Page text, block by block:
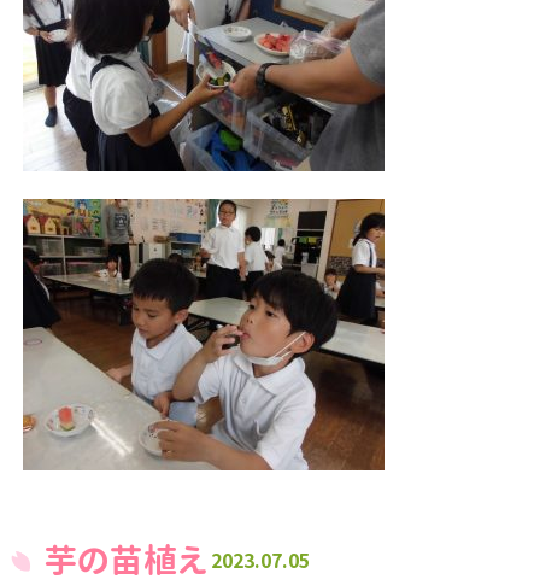
芋の苗植え 2023.07.05